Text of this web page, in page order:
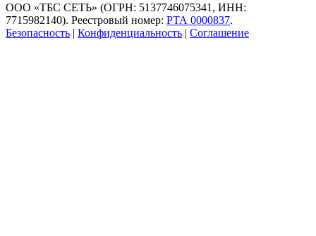
ООО «ТБС СЕТЬ» (ОГРН: 5137746075341, ИНН:
7715982140). Реестровый номер: РТА 0000837.
Безопасность | Конфиденциальность | Соглашение